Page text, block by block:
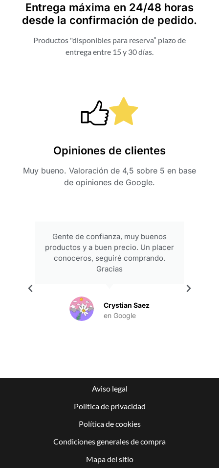
Entrega máxima en 24/48 horas
desde la confirmación de pedido.
Productos "disponibles para reserva” plazo de
entrega entre 15 y 30 días.
Opiniones de clientes
Muy bueno. Valoración de 4,5 sobre 5 en base
de opiniones de Google.
Gente de confianza, muy buenos
productos y a buen precio. Un placer
conoceros, seguiré comprando.
Gracias
Crystian Saez
en Google
Aviso legal
Política de privacidad
Política de cookies
Condiciones generales de compra
Mapa del sitio